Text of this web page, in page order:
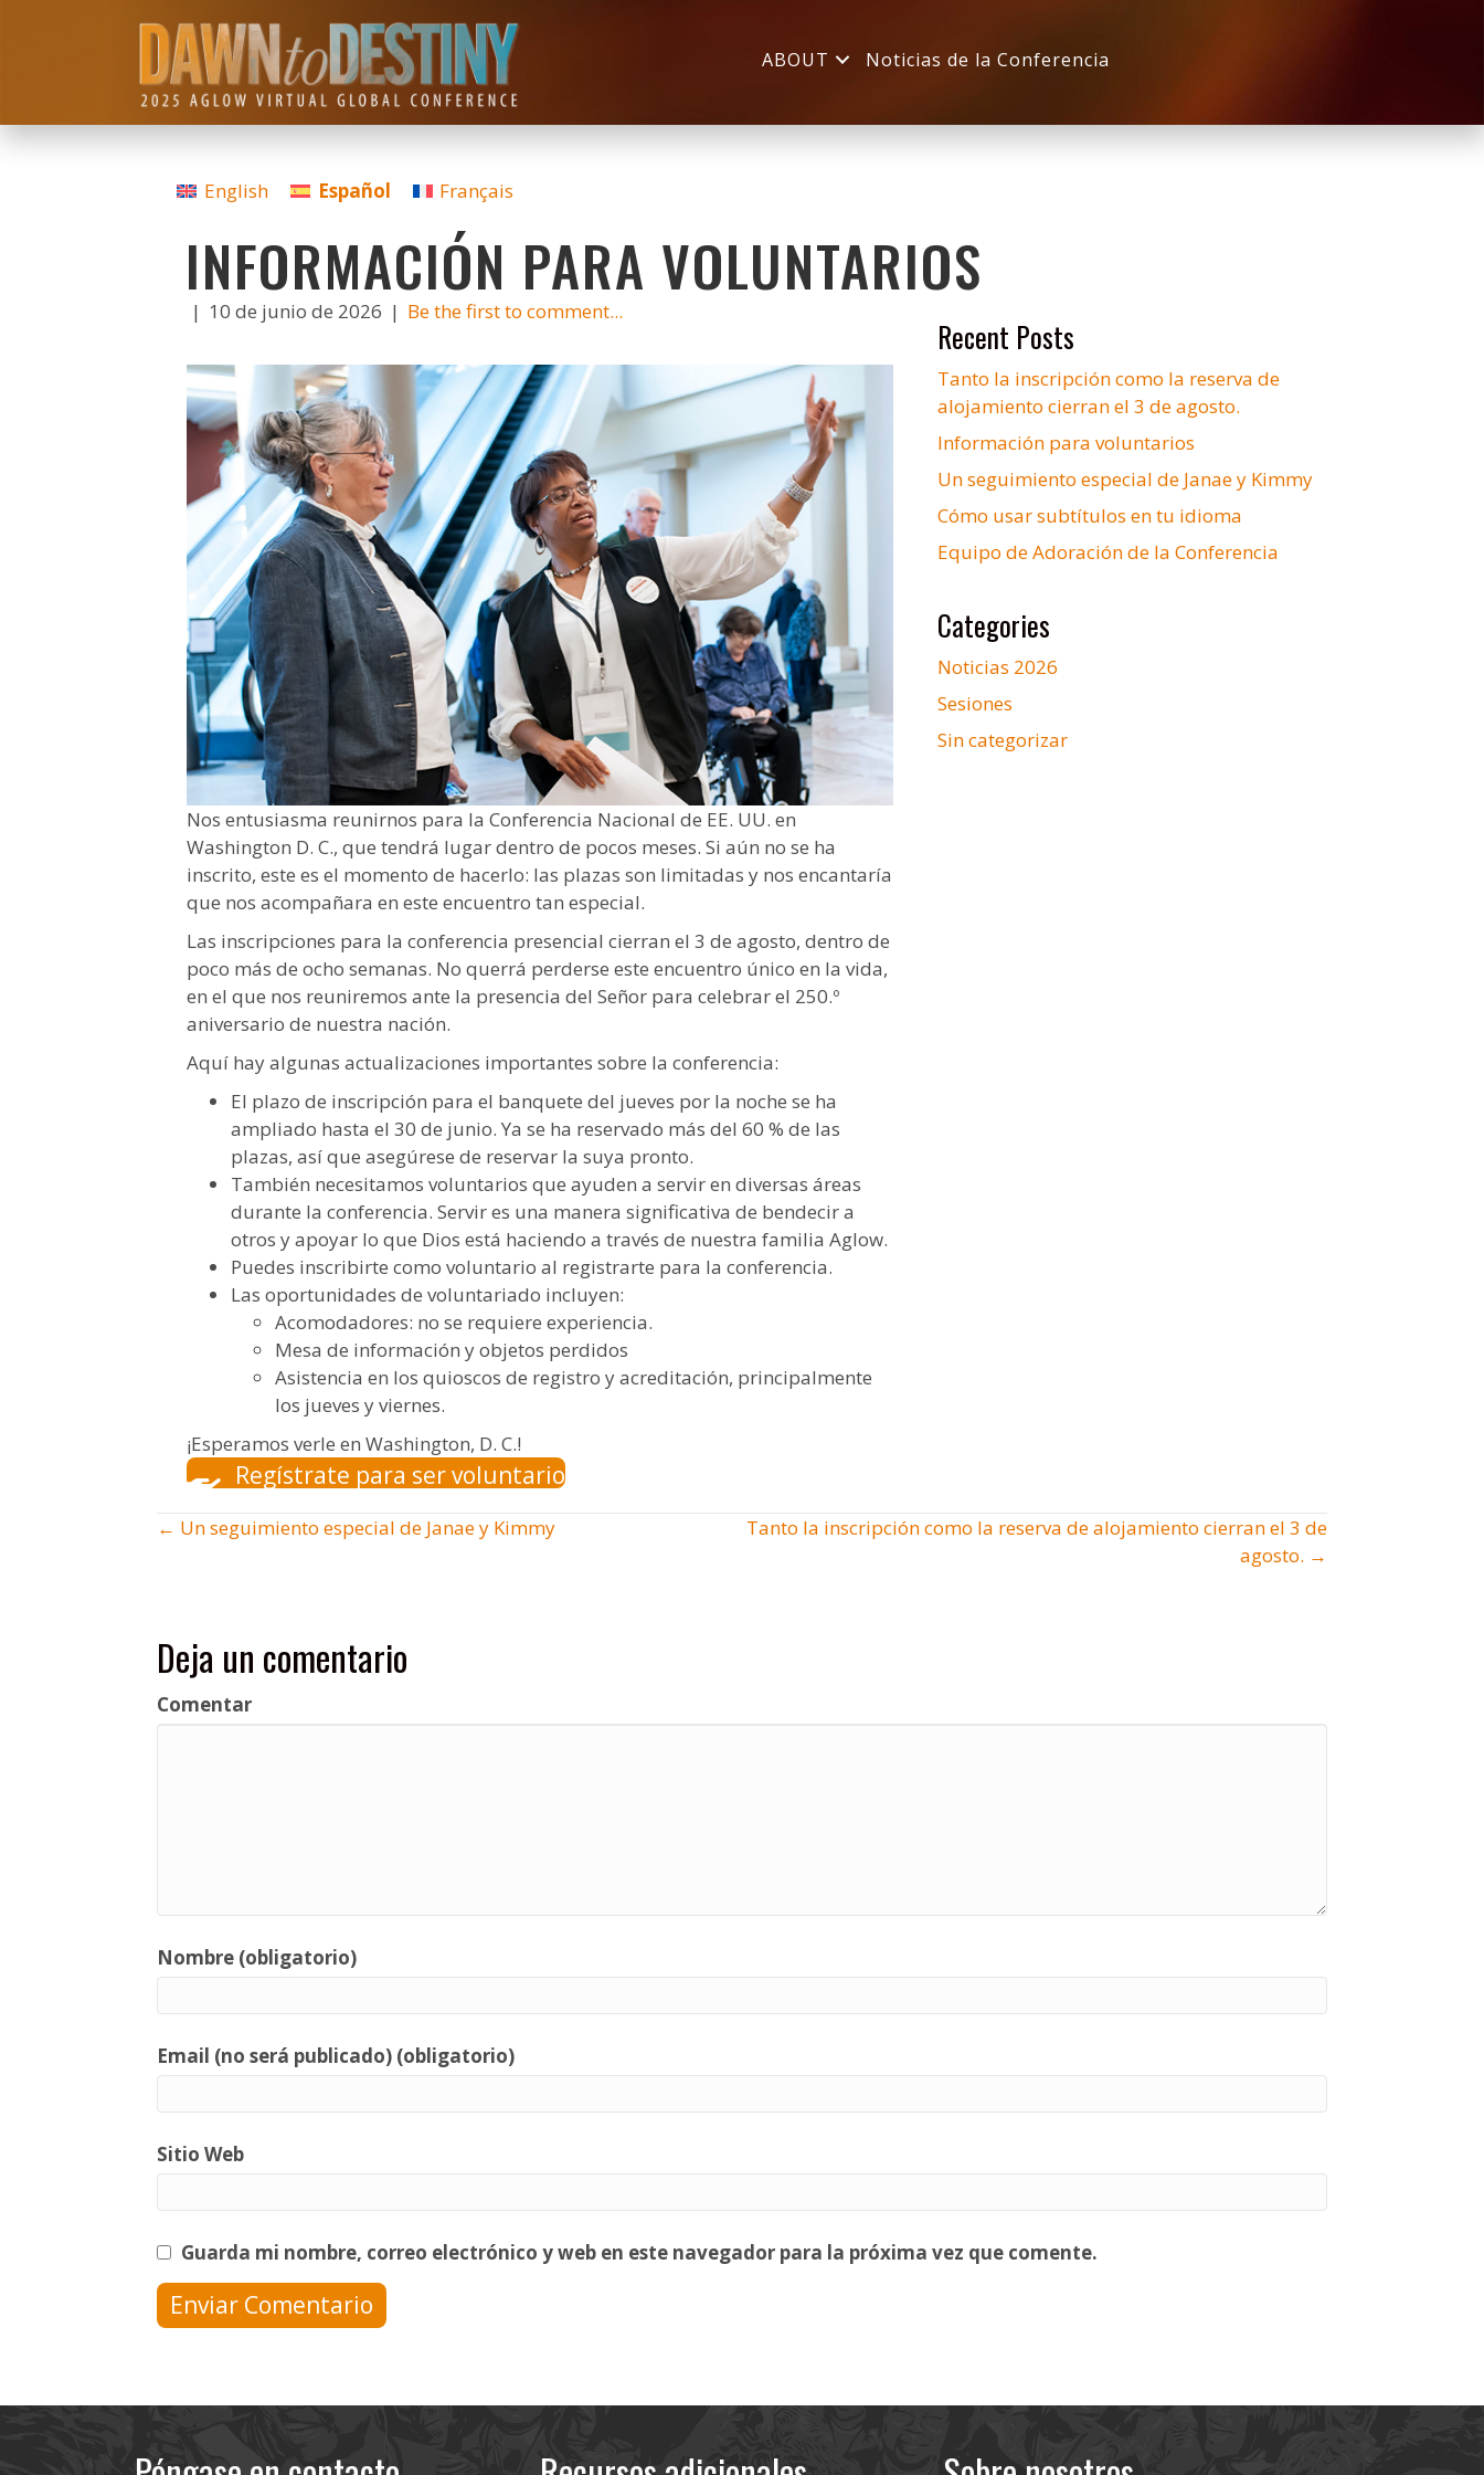
ABOUT Noticias de la Conferencia
English Español Français
INFORMACIÓN PARA VOLUNTARIOS
| 10 de junio de 2026 | Be the first to comment...
Nos entusiasma reunirnos para la Conferencia Nacional de EE. UU. en
Washington D. C., que tendrá lugar dentro de pocos meses. Si aún no se ha
inscrito, este es el momento de hacerlo: las plazas son limitadas y nos encantaría
que nos acompañara en este encuentro tan especial.
Las inscripciones para la conferencia presencial cierran el 3 de agosto, dentro de
poco más de ocho semanas. No querrá perderse este encuentro único en la vida,
en el que nos reuniremos ante la presencia del Señor para celebrar el 250.º
aniversario de nuestra nación.
Aquí hay algunas actualizaciones importantes sobre la conferencia:
El plazo de inscripción para el banquete del jueves por la noche se ha
ampliado hasta el 30 de junio. Ya se ha reservado más del 60 % de las
plazas, así que asegúrese de reservar la suya pronto.
También necesitamos voluntarios que ayuden a servir en diversas áreas
durante la conferencia. Servir es una manera significativa de bendecir a
otros y apoyar lo que Dios está haciendo a través de nuestra familia Aglow.
Puedes inscribirte como voluntario al registrarte para la conferencia.
Las oportunidades de voluntariado incluyen:
Acomodadores: no se requiere experiencia.
Mesa de información y objetos perdidos
Asistencia en los quioscos de registro y acreditación, principalmente
los jueves y viernes.
¡Esperamos verle en Washington, D. C.!
Regístrate para ser voluntario
Recent Posts
Tanto la inscripción como la reserva de
alojamiento cierran el 3 de agosto.
Información para voluntarios
Un seguimiento especial de Janae y Kimmy
Cómo usar subtítulos en tu idioma
Equipo de Adoración de la Conferencia
Categories
Noticias 2026
Sesiones
Sin categorizar
Posts
← Un seguimiento especial de Janae y Kimmy
Tanto la inscripción como la reserva de alojamiento cierran el 3 de
agosto. →
Deja un comentario
Comentar
Nombre (obligatorio)
Email (no será publicado) (obligatorio)
Sitio Web
Guarda mi nombre, correo electrónico y web en este navegador para la próxima vez que comente.